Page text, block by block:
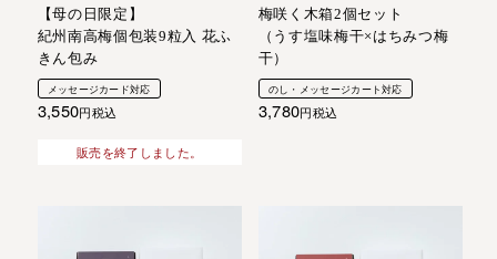
【母の日限定】
紀州南高梅個包装9粒入 花ふ
きん包み
メッセージカード対応
3,550 税込
販売を終了しました。
梅咲く木箱2個セット
（うす塩味梅干×はちみつ梅
干）
のし・メッセージカート対応
3,780 税込